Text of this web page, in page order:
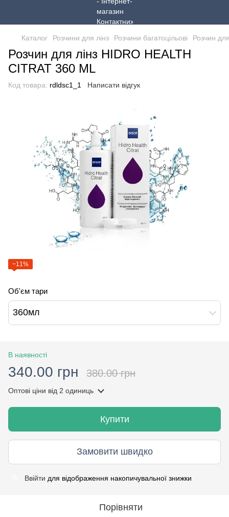
Каталог Розчини для лінз Розчини багатоцільові Розчин
Розчин для лінз HIDRO HEALTH
CITRAT 360 ML
Код товара: rdldsс1_1 Написати відгук
−11%
Об'єм тари
360мл
В наявності
340.00 грн 380.00 грн
Оптові ціни від 2 одиниць
Купити
Замовити швидко
Ввійти для відображення накопичувальної знижки
Порівняти